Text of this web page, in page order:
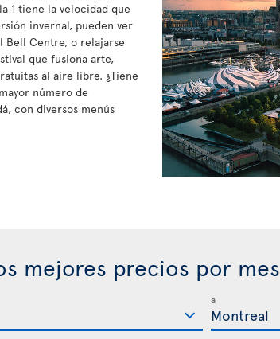
1 tiene la velocidad que
invernal, pueden ver
Bell Centre, o relajarse
que fusiona arte,
al aire libre. ¿Tiene
número de
con diversos menús
mejores precios por mes
a